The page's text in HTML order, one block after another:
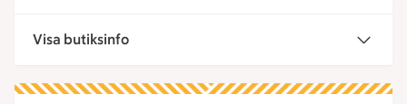
Visa butiksinfo